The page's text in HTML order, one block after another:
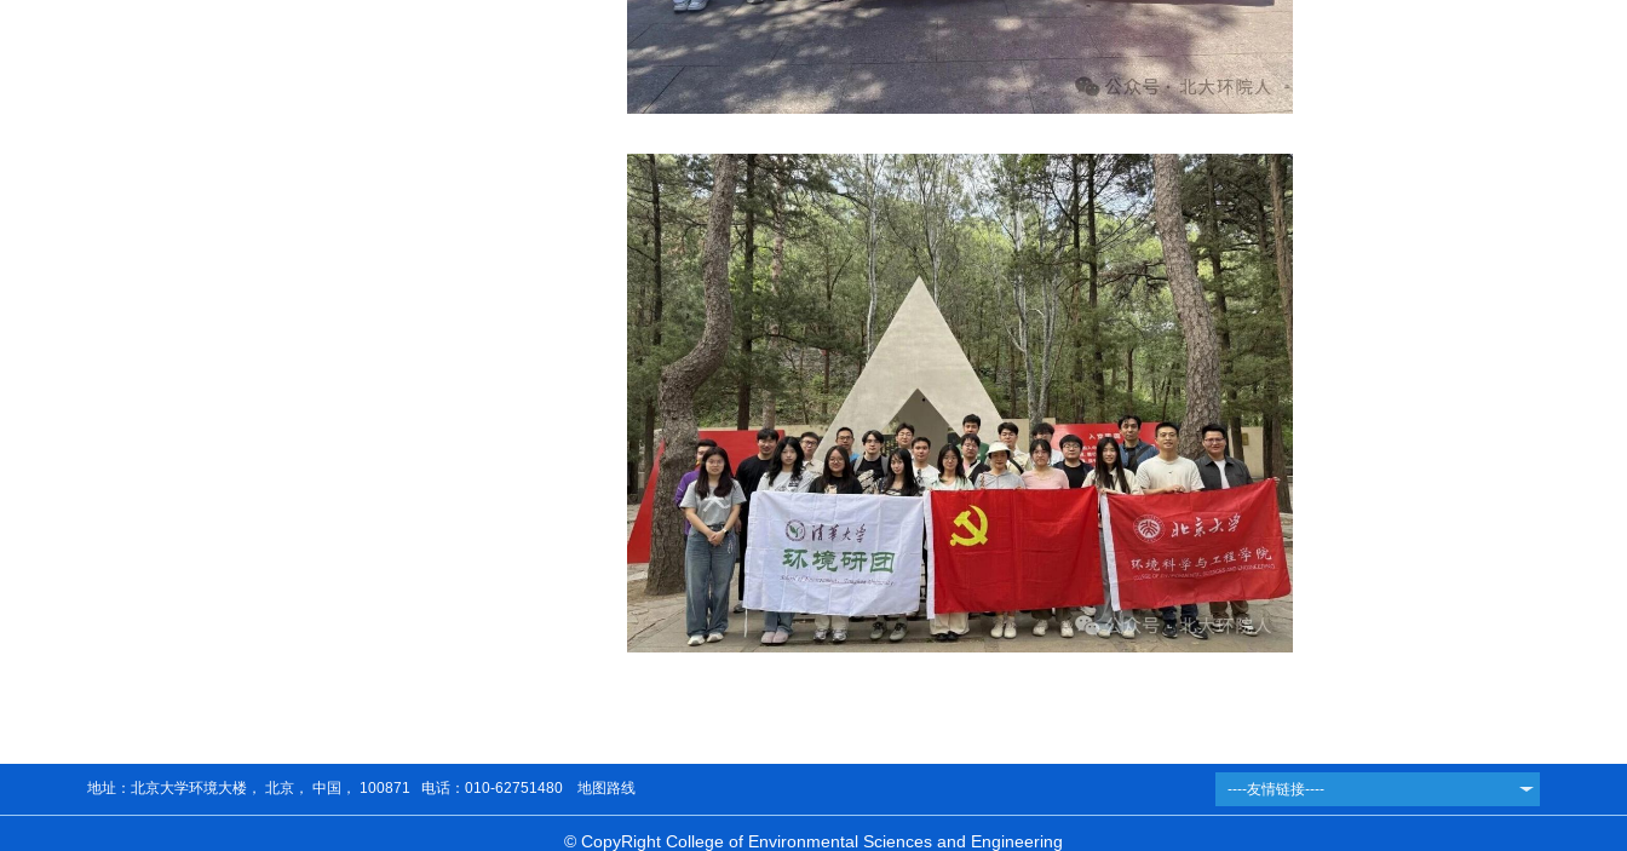
地址：北京大学环境大楼， 北京， 中国， 100871 电话：010-62751480 地图路线 ----友情链接----
© CopyRight College of Environmental Sciences and Engineering